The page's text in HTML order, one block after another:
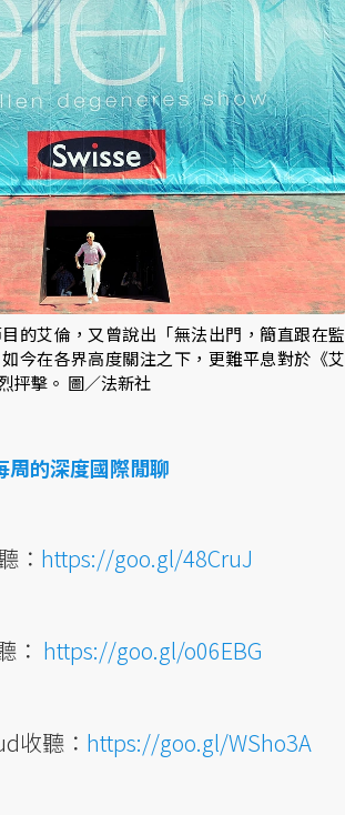
的艾倫，又曾說出「無法出門，簡直跟在監
今在各界高度關注之下，更難平息對於《艾
抨擊。 圖／法新社
的深度國際閒聊
： https://goo.gl/48CruJ
： https://goo.gl/o06EBG
收聽： https://goo.gl/WSho3A